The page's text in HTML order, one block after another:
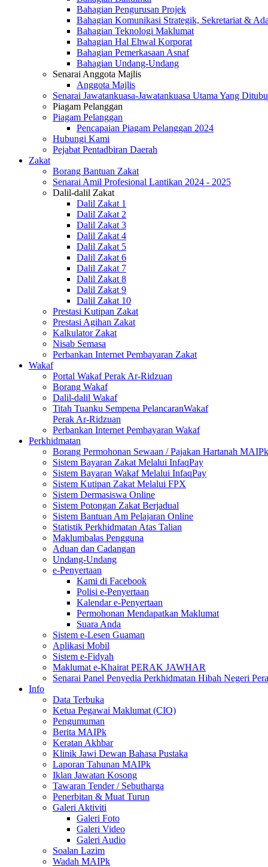
Bahagian Pengurusan Projek
Bahagian Komunikasi Strategik, Sekretariat &
Bahagian Teknologi Maklumat
Bahagian Hal Ehwal Korporat
Bahagian Pemerkasaan Asnaf
Bahagian Undang-Undang
Senarai Anggota Majlis
Anggota Majlis
Senarai Jawatankuasa-Jawatankuasa Utama Yang
Piagam Pelanggan
Piagam Pelanggan
Pencapaian Piagam Pelanggan 2024
Hubungi Kami
Pejabat Pentadbiran Daerah
Zakat
Borang Bantuan Zakat
Senarai Amil Profesional Lantikan 2024 - 2025
Dalil-dalil Zakat
Dalil Zakat 1
Dalil Zakat 2
Dalil Zakat 3
Dalil Zakat 4
Dalil Zakat 5
Dalil Zakat 6
Dalil Zakat 7
Dalil Zakat 8
Dalil Zakat 9
Dalil Zakat 10
Prestasi Kutipan Zakat
Prestasi Agihan Zakat
Kalkulator Zakat
Nisab Semasa
Perbankan Internet Pembayaran Zakat
Wakaf
Portal Wakaf Perak Ar-Ridzuan
Borang Wakaf
Dalil-dalil Wakaf
Titah Tuanku Sempena PelancaranWakaf
Perak Ar-Ridzuan
Perbankan Internet Pembayaran Wakaf
Perkhidmatan
Borang Permohonan Sewaan / Pajakan Hartanah MAIPk
Sistem Bayaran Zakat Melalui InfaqPay
Sistem Bayaran Wakaf Melalui InfaqPay
Sistem Kutipan Zakat Melalui FPX
Sistem Dermasiswa Online
Sistem Potongan Zakat Berjadual
Sistem Bantuan Am Pelajaran Online
Statistik Perkhidmatan Atas Talian
Maklumbalas Pengguna
Aduan dan Cadangan
Undang-Undang
e-Penyertaan
Kami di Facebook
Polisi e-Penyertaan
Kalendar e-Penyertaan
Permohonan Mendapatkan Maklumat
Suara Anda
Sistem e-Lesen Guaman
Aplikasi Mobil
Sistem e-Fidyah
Maklumat e-Khairat PERAK JAWHAR
Senarai Panel Penyedia Perkhidmatan Hibah Negeri
Info
Data Terbuka
Ketua Pegawai Maklumat (CIO)
Pengumuman
Berita MAIPk
Keratan Akhbar
Klinik Jawi Dewan Bahasa Pustaka
Laporan Tahunan MAIPk
Iklan Jawatan Kosong
Tawaran Tender / Sebutharga
Penerbitan & Muat Turun
Galeri Aktiviti
Galeri Foto
Galeri Video
Galeri Audio
Soalan Lazim
Wadah MAIPk